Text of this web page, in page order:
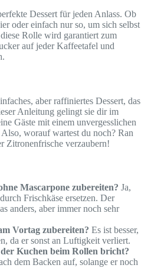
Dessert für jeden Anlass. Ob
oder einfach nur so, um sich selbst
Rolle wird garantiert zum
auf jeder Kaffeetafel und
aber raffiniertes Dessert, das
Anleitung gelingt sie dir im
Gäste mit einem unvergesslichen
worauf wartest du noch? Ran
Zitronenfrische verzaubern!
Mascarpone zubereiten? Ja,
Frischkäse ersetzen. Der
anders, aber immer noch sehr
Vortag zubereiten? Es ist besser,
da er sonst an Luftigkeit verliert.
Kuchen beim Rollen bricht?
dem Backen auf, solange er noch